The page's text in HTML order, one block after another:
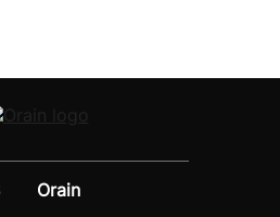
Orain